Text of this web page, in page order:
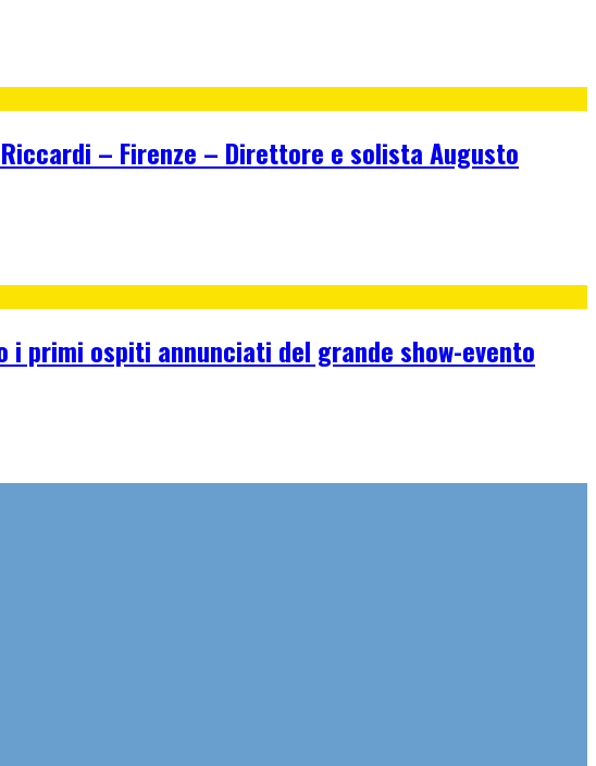
Riccardi – Firenze – Direttore e solista Augusto
i primi ospiti annunciati del grande show-evento